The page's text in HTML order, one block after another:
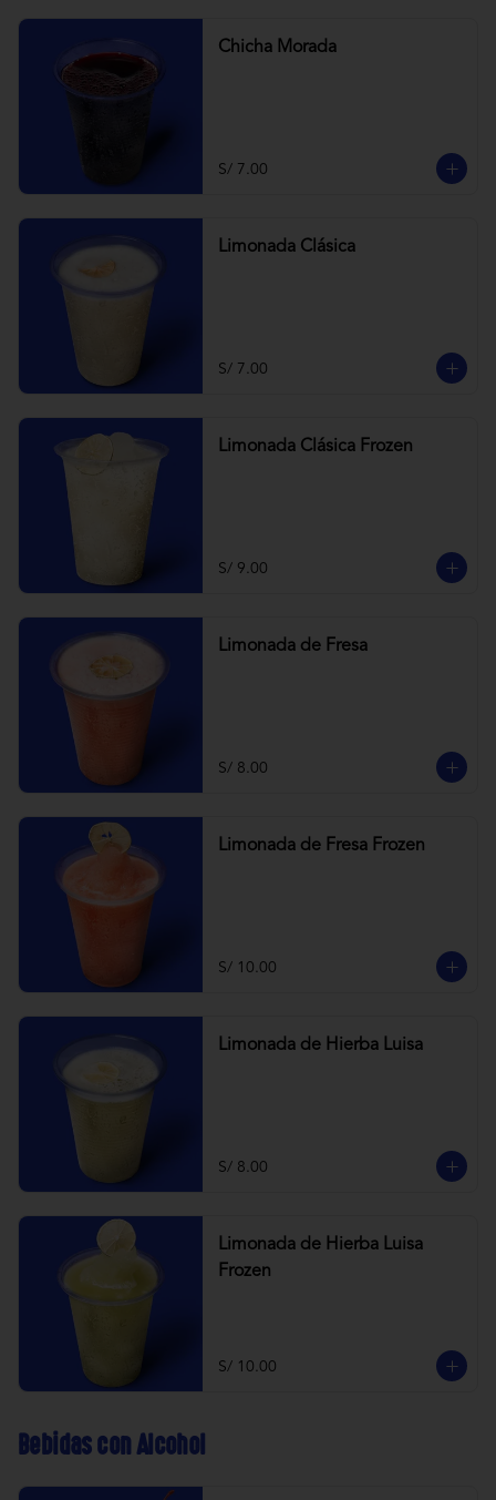
Chicha Morada
S/ 7.00
Limonada Clásica
S/ 7.00
Limonada Clásica Frozen
S/ 9.00
Limonada de Fresa
S/ 8.00
Limonada de Fresa Frozen
S/ 10.00
Limonada de Hierba Luisa
S/ 8.00
Limonada de Hierba Luisa
Frozen
S/ 10.00
Bebidas con Alcohol